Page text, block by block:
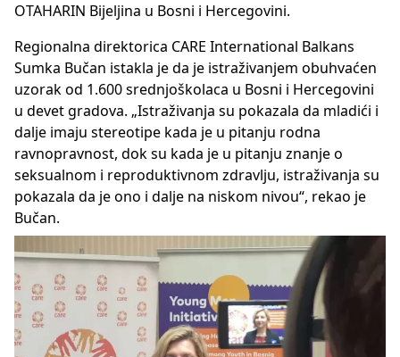
OTAHARIN Bijeljina u Bosni i Hercegovini.
Regionalna direktorica CARE International Balkans
Sumka Bučan istakla je da je istraživanjem obuhvaćen
uzorak od 1.600 srednjoškolaca u Bosni i Hercegovini
u devet gradova. „Istraživanja su pokazala da mladići i
dalje imaju stereotipe kada je u pitanju rodna
ravnopravnost, dok su kada je u pitanju znanje o
seksualnom i reproduktivnom zdravlju, istraživanja su
pokazala da je ono i dalje na niskom nivou“, rekao je
Bučan.